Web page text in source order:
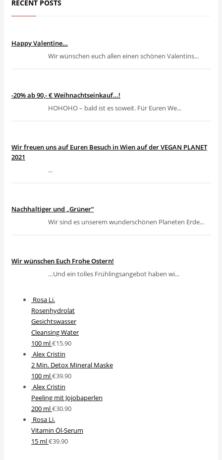
RECENT POSTS
Happy Valentine…
Wir wünschen euch allen einen schönen Valentins...
-20% ab 90,- € Weihnachtseinkauf…!
HOHOHO – bald ist es soweit. Für Euren We...
Wir freuen uns auf Euren Besuch in Wien auf der VEGAN PLANET
2021
...
Nachhaltiger und „Grüner“
Wir sind es unserem wunderschönen Planeten Erde...
Wir wünschen Euch Frohe Ostern!
…Und ein tolles Frühlingsangebot haben wi...
Rosa Li.
Rosenhydrolat
Gesichtswasser
Cleansing Water
100 ml€15.90
Alex Cristin
2 Min. Detox Mineral Maske
100 ml€39.90
Alex Cristin
Peeling mit Jojobaperlen
200 ml€30.90
Rosa Li.
Vitamin Öl-Serum
15 ml€39.90